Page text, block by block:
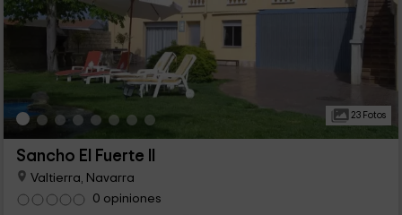
23 Fotos
Sancho El Fuerte II
Valtierra, Navarra
0 opiniones